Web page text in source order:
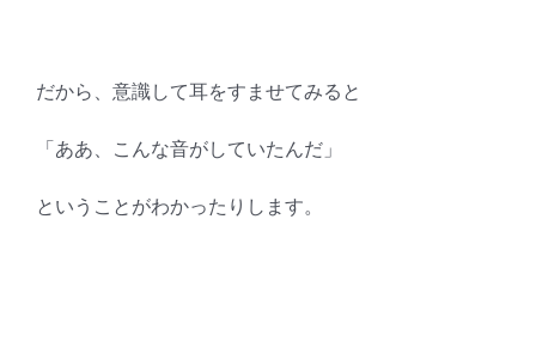
だから、意識して耳をすませてみると
「ああ、こんな音がしていたんだ」
ということがわかったりします。